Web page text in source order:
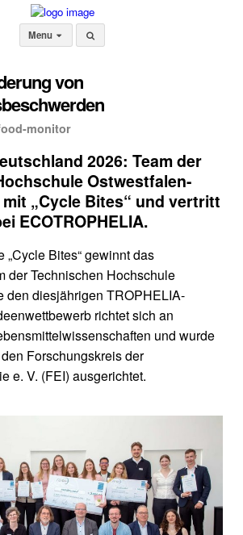
Menu
von
monitor
2026: Team der
Ostwestfalen-
„Cycle Bites“ und vertritt
ECOTROPHELIA.
„Cycle Bites“ gewinnt das
der Technischen Hochschule
den diesjährigen TROPHELIA-
richtet sich an
und wurde
Forschungskreis der
e. V. (FEI) ausgerichtet.